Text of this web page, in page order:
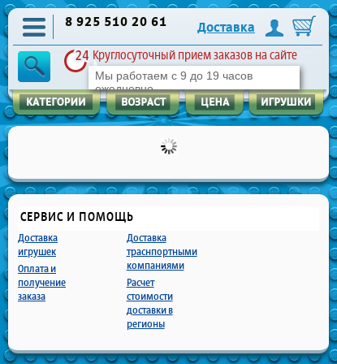
8 925 510 20 61
Доставка
Круглосуточный прием заказов на сайте
Мы работаем с 9 до 19 часов
ежедневно
СЕРВИС И ПОМОЩЬ
Доставка
игрушек
Оплата и
получение
заказа
Доставка
траснпортными
компаниями
Расчет
стоимости
доставки в
регионы